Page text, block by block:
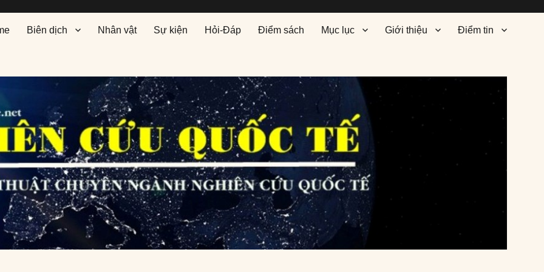
Biên dịch Nhân vật Sự kiện Hỏi-Đáp Điểm sách Mục lục Giới thiệu Điểm tin